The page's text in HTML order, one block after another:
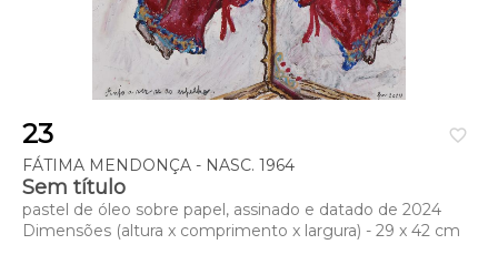
favorite_border
23
FÁTIMA MENDONÇA - NASC. 1964
Sem título
pastel de óleo sobre papel, assinado e datado de 2024
Dimensões (altura x comprimento x largura) - 29 x 42 cm